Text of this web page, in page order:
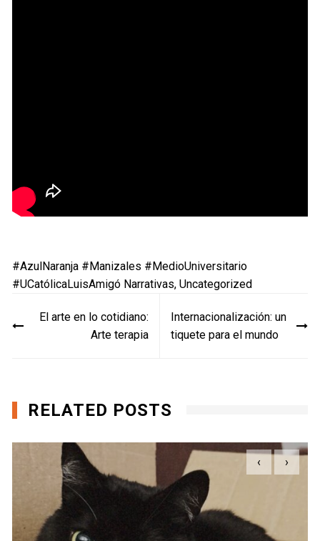
#AzulNaranja #Manizales #MedioUniversitario
#UCatólicaLuisAmigó Narrativas,Uncategorized
de
El arte en lo cotidiano:
Arte terapia
Internacionalización: un
tiquete para el mundo
RELATED POSTS
‹ ›